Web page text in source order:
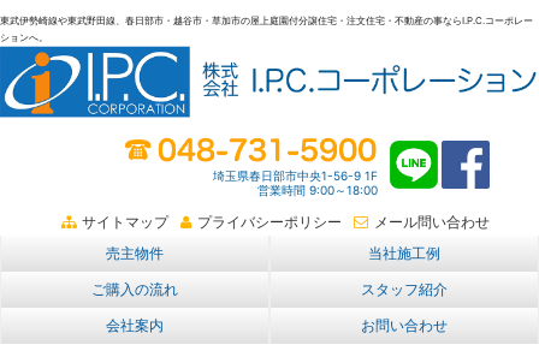
東武伊勢崎線や東武野田線、春日部市・越谷市・草加市の屋上庭園付分譲住宅・注文住宅・不動産の事ならI.P.C.コーポレー
ションへ。
春日部・越谷・草加の不動産。I.P.C.コーポレーション。屋上庭園も
埼玉県春日部市中央1-56-9 1F
営業時間 9:00～18:00
サイトマップ プライバシーポリシー
メール問い合わせ
売主物件
当社施工例
ご購入の流れ スタッフ紹介
会社案内 お問い合わせ